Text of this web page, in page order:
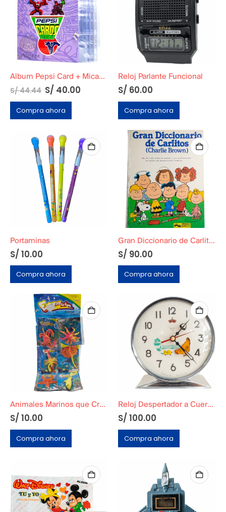
Album Pepsi Card + Micas + Tornillos (Solo Album)
S/44.44 S/ 40.00
Compra ahora
Reloj Parlante Funcional
S/ 60.00
Compra ahora
Portaminas
S/ 10.00
Compra ahora
Gran Diccionario de Carlitos (Charlie Brown)
S/ 90.00
Compra ahora
Animales Marinos que Crecen en el agua
S/ 10.00
Compra ahora
Reloj Despertador a Cuerda Original
S/ 100.00
Compra ahora